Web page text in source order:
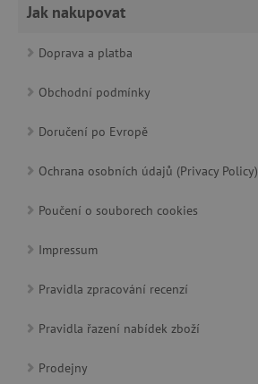
Jak nakupovat
Doprava a platba
Obchodní podmínky
Doručení po Evropě
Ochrana osobních údajů (Privacy Policy)
Poučení o souborech cookies
Impressum
Pravidla zpracování recenzí
Pravidla řazení nabídek zboží
Prodejny
cjConsent